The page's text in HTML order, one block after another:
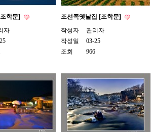
학문]
자
조선족옛날집 [조학문]
작성자
관리자
작성일
03-25
조회
966